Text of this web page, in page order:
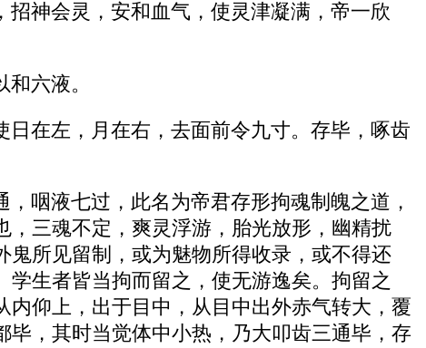
神会灵，安和血气，使灵津凝满，帝一欣
六液。
在左，月在右，去面前令九寸。存毕，啄齿
咽液七过，此名为帝君存形拘魂制魄之道，
三魂不定，爽灵浮游，胎光放形，幽精扰
所见留制，或为魅物所得收录，或不得还
生者皆当拘而留之，使无游逸矣。拘留之
仰上，出于目中，从目中出外赤气转大，覆
，其时当觉体中小热，乃大叩齿三通毕，存